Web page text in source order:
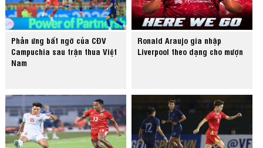
Phản ứng bất ngờ của CĐV
Campuchia sau trận thua Việt
Nam
Ronald Araujo gia nhập
Liverpool theo dạng cho mượn